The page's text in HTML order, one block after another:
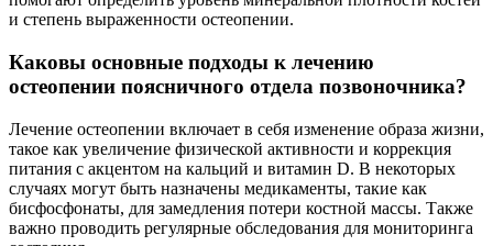
и степень выраженности остеопении.
Каковы основные подходы к лечению
остеопении поясничного отдела позвоночника?
Лечение остеопении включает в себя изменение образа жизни,
такое как увеличение физической активности и коррекция
питания с акцентом на кальций и витамин D. В некоторых
случаях могут быть назначены медикаменты, такие как
бисфосфонаты, для замедления потери костной массы. Также
важно проводить регулярные обследования для мониторинга